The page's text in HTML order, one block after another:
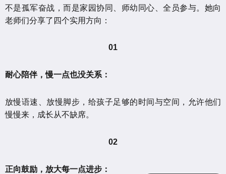
不是孤军奋战，而是家园协同、师幼同心、全员参与。她向
老师们分享了四个实用方向：
01
耐心陪伴，慢一点也没关系：
放慢语速、放慢脚步，给孩子足够的时间与空间，允许他们
慢慢来，成长从不缺席。
02
正向鼓励，放大每一点进步：